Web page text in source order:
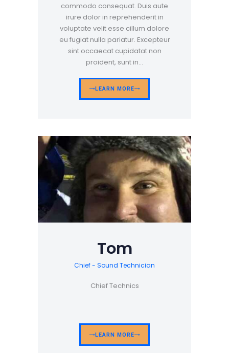
commodo consequat. Duis aute
irure dolor in reprehenderit in
voluptate velit esse cillum dolore
eu fugiat nulla pariatur. Excepteur
sint occaecat cupidatat non
proident, sunt in…
LEARN MORE
Tom
Chief - Sound Technician
Chief Technics
LEARN MORE